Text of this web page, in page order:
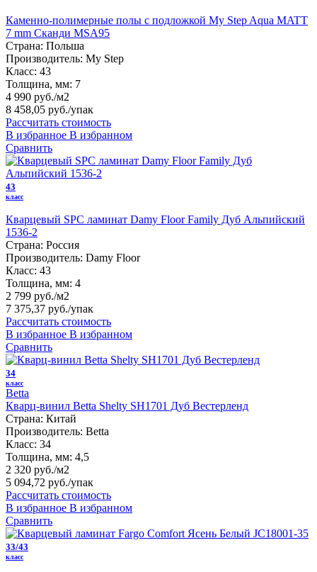
Каменно-полимерные полы с подложкой My Step Aqua MATT
7 mm Сканди MSA95
Страна: Польша
Производитель: My Step
Класс: 43
Толщина, мм: 7
4 990 руб./м2
8 458,05 руб./упак
Рассчитать стоимость
В избранное В избранном
Сравнить
43
класс
Кварцевый SPC ламинат Damy Floor Family Дуб Альпийский
1536-2
Страна: Россия
Производитель: Damy Floor
Класс: 43
Толщина, мм: 4
2 799 руб./м2
7 375,37 руб./упак
Рассчитать стоимость
В избранное В избранном
Сравнить
34
класс
Betta
Кварц-винил Betta Shelty SH1701 Дуб Вестерленд
Страна: Китай
Производитель: Betta
Класс: 34
Толщина, мм: 4,5
2 320 руб./м2
5 094,72 руб./упак
Рассчитать стоимость
В избранное В избранном
Сравнить
33/43
класс